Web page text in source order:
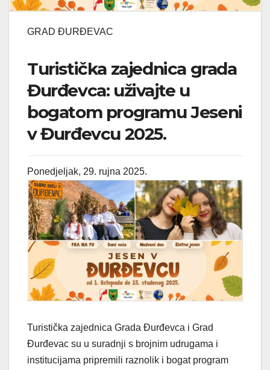
GRAD ĐURĐEVAC
Turistička zajednica grada
Đurđevca: uživajte u
bogatom programu Jeseni
v Đurđevcu 2025.
Ponedjeljak, 29. rujna 2025.
Turistička zajednica Grada Đurđevca i Grad
Đurđevac su u suradnji s brojnim udrugama i
institucijama pripremili raznolik i bogat program